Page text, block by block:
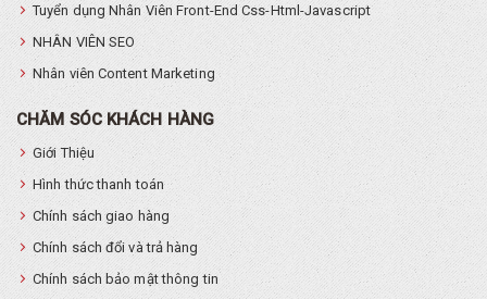
Tuyển dụng Nhân Viên Front-End Css-Html-Javascript
NHÂN VIÊN SEO
Nhân viên Content Marketing
CHĂM SÓC KHÁCH HÀNG
Giới Thiệu
Hình thức thanh toán
Chính sách giao hàng
Chính sách đổi và trả hàng
Chính sách bảo mật thông tin